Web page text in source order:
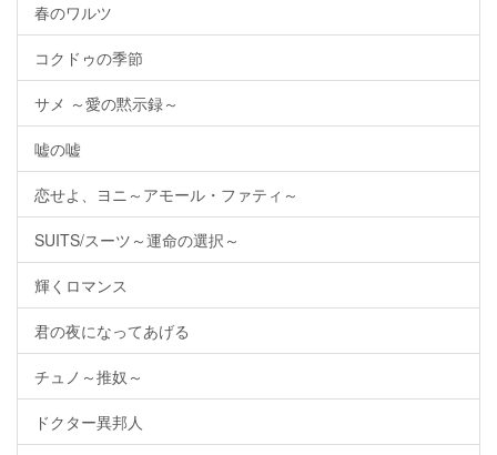
春のワルツ
コクドゥの季節
サメ ～愛の黙示録～
嘘の嘘
恋せよ、ヨニ～アモール・ファティ～
SUITS/スーツ～運命の選択～
輝くロマンス
君の夜になってあげる
チュノ～推奴～
ドクター異邦人